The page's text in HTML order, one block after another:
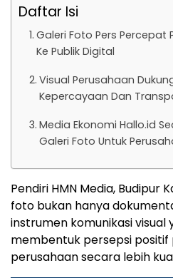
Daftar Isi
Galeri Foto Pers
Ke Publik Digital
Visual Perusahaan
Kepercayaan Dan
Media Ekonomi Hallo.id
Galeri Foto Untuk
Pendiri HMN Media, Budipur
foto bukan hanya
instrumen komunikasi visual
membentuk persepsi
perusahaan secara lebih